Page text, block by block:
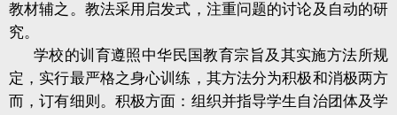
教材辅之。教法采用启发式，注重问题的讨论及自动的研
究。
学校的训育遵照中华民国教育宗旨及其实施方法所规
定，实行最严格之身心训练，其方法分为积极和消极两方
而，订有细则。积极方面：组织并指导学生自治团体及学